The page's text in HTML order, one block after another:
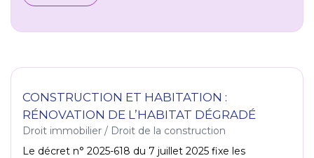
CONSTRUCTION ET HABITATION :
RÉNOVATION DE L’HABITAT DÉGRADÉ
Droit immobilier / Droit de la construction
Le décret n° 2025-618 du 7 juillet 2025 fixe les